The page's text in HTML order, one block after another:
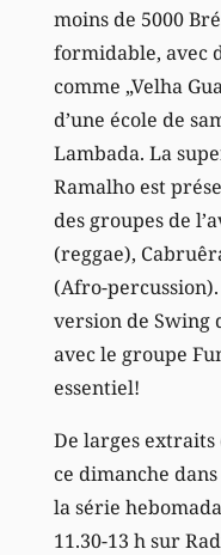
moins de 5000
formidable, avec
comme „Velha
d’une école de
Lambada. La
Ramalho est
des groupes de
(reggae),
(Afro-percussion).
version de Swing
avec le groupe
essentiel!
De larges extraits
ce dimanche
la série
11.30-13 h sur